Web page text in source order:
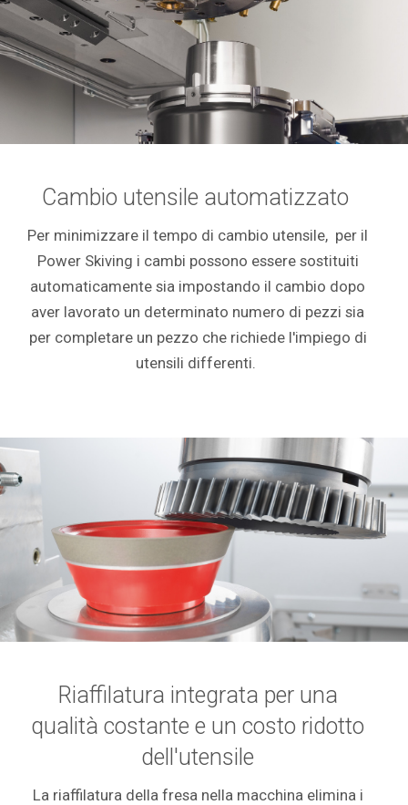
Cambio utensile automatizzato
Per minimizzare il tempo di cambio utensile, per il
Power Skiving i cambi possono essere sostituiti
automaticamente sia impostando il cambio dopo
aver lavorato un determinato numero di pezzi sia
per completare un pezzo che richiede l'impiego di
utensili differenti.
Riaffilatura integrata per una
qualità costante e un costo ridotto
dell'utensile
La riaffilatura della fresa nella macchina elimina i